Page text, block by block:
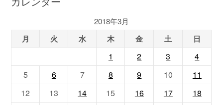
2018年3月
月 火 水 木 金 土 日
1 2 3
4
5
6 7 8 9 10
11
12
13 14 15 16 17
18